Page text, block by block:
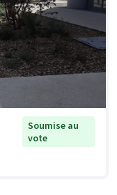
Soumise au
vote